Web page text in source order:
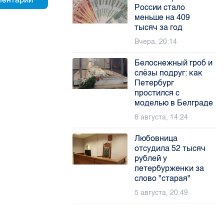
России стало
меньше на 409
тысяч за год
Вчера, 20:14
Белоснежный гроб и
слёзы подруг: как
Петербург
простился с
моделью в Белграде
6 августа, 14:24
Любовница
отсудила 52 тысяч
рублей у
петербурженки за
слово "старая"
5 августа, 20:49